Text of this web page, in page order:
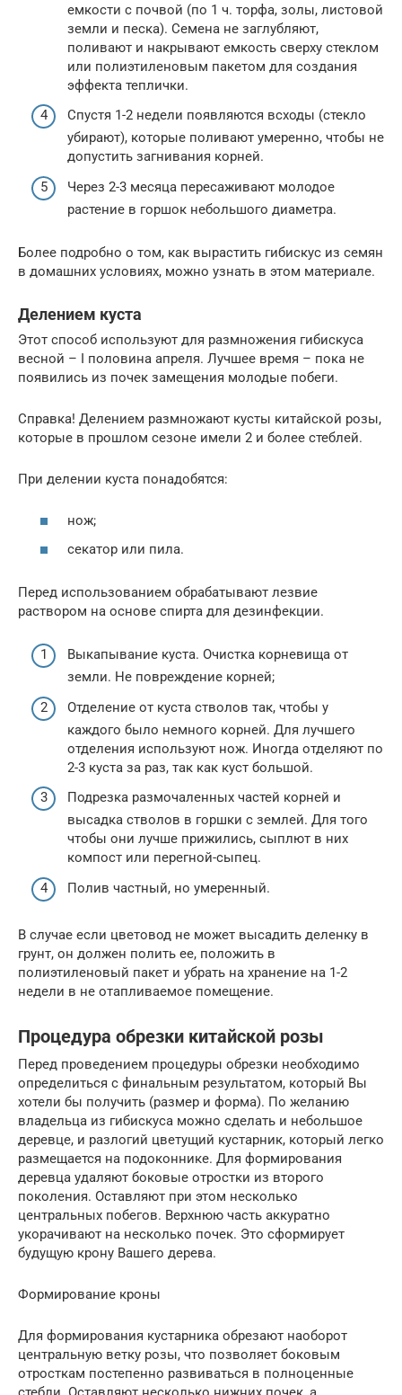
емкости с почвой (по 1 ч. торфа, золы, листовой
земли и песка). Семена не заглубляют,
поливают и накрывают емкость сверху стеклом
или полиэтиленовым пакетом для создания
эффекта теплички.
Спустя 1-2 недели появляются всходы (стекло
убирают), которые поливают умеренно, чтобы не
допустить загнивания корней.
Через 2-3 месяца пересаживают молодое
растение в горшок небольшого диаметра.
Более подробно о том, как вырастить гибискус из семян
в домашних условиях, можно узнать в этом материале.
Делением куста
Этот способ используют для размножения гибискуса
весной – I половина апреля. Лучшее время – пока не
появились из почек замещения молодые побеги.
Справка! Делением размножают кусты китайской розы,
которые в прошлом сезоне имели 2 и более стеблей.
При делении куста понадобятся:
нож;
секатор или пила.
Перед использованием обрабатывают лезвие
раствором на основе спирта для дезинфекции.
Выкапывание куста. Очистка корневища от
земли. Не повреждение корней;
Отделение от куста стволов так, чтобы у
каждого было немного корней. Для лучшего
отделения используют нож. Иногда отделяют по
2-3 куста за раз, так как куст большой.
Подрезка размочаленных частей корней и
высадка стволов в горшки с землей. Для того
чтобы они лучше прижились, сыплют в них
компост или перегной-сыпец.
Полив частный, но умеренный.
В случае если цветовод не может высадить деленку в
грунт, он должен полить ее, положить в
полиэтиленовый пакет и убрать на хранение на 1-2
недели в не отапливаемое помещение.
Процедура обрезки китайской розы
Перед проведением процедуры обрезки необходимо
определиться с финальным результатом, который Вы
хотели бы получить (размер и форма). По желанию
владельца из гибискуса можно сделать и небольшое
деревце, и разлогий цветущий кустарник, который легко
размещается на подоконнике. Для формирования
деревца удаляют боковые отростки из второго
поколения. Оставляют при этом несколько
центральных побегов. Верхнюю часть аккуратно
укорачивают на несколько почек. Это сформирует
будущую крону Вашего дерева.
Формирование кроны
Для формирования кустарника обрезают наоборот
центральную ветку розы, что позволяет боковым
отросткам постепенно развиваться в полноценные